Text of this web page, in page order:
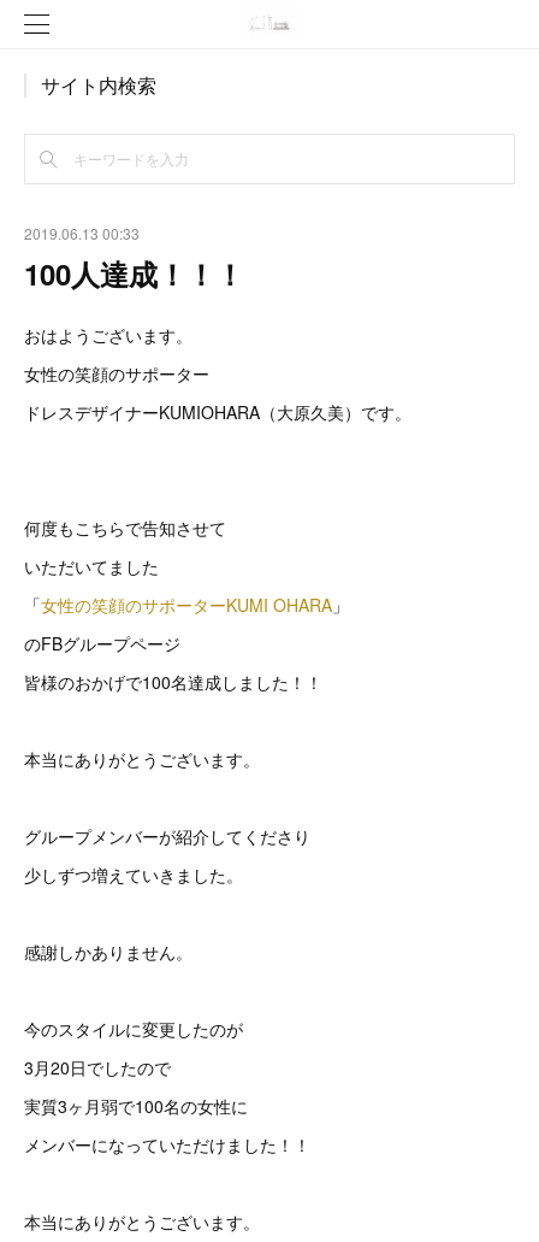
サイト内検索
2019.06.13 00:33
100人達成！！！
おはようございます。
女性の笑顔のサポーター
ドレスデザイナーKUMIOHARA（大原久美）です。
何度もこちらで告知させて
いただいてました
「女性の笑顔のサポーターKUMI OHARA 」
のFBグループページ
皆様のおかげで100名達成しました！！
本当にありがとうございます。
グループメンバーが紹介してくださり
少しずつ増えていきました。
感謝しかありません。
今のスタイルに変更したのが
3月20日でしたので
実質3ヶ月弱で100名の女性に
メンバーになっていただけました！！
本当にありがとうございます。